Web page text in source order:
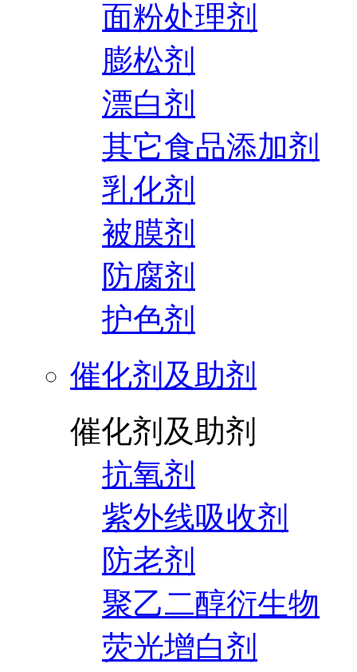
面粉处理剂
膨松剂
漂白剂
其它食品添加剂
乳化剂
被膜剂
防腐剂
护色剂
催化剂及助剂
催化剂及助剂
抗氧剂
紫外线吸收剂
防老剂
聚乙二醇衍生物
荧光增白剂